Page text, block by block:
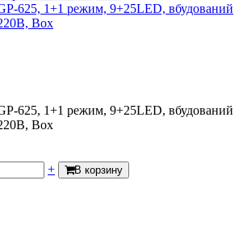
625, 1+1 режим, 9+25LED, вбудований
Box
625, 1+1 режим, 9+25LED, вбудований
Box
+ В корзину